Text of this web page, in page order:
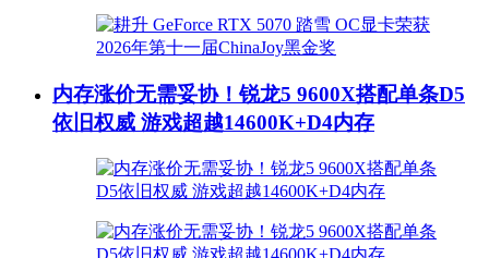
内存涨价无需妥协！锐龙5 9600X搭配单条D5
依旧权威 游戏超越14600K+D4内存